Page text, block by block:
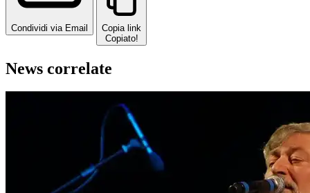
Condividi via Email
Copia link
Copiato!
News correlate